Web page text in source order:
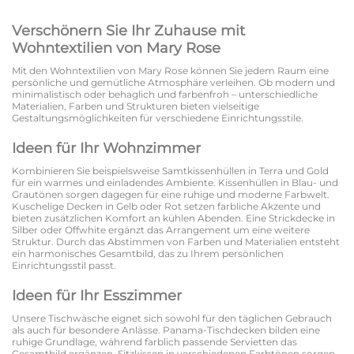
Verschönern Sie Ihr Zuhause mit
Wohntextilien von Mary Rose
Mit den Wohntextilien von Mary Rose können Sie jedem Raum eine
persönliche und gemütliche Atmosphäre verleihen. Ob modern und
minimalistisch oder behaglich und farbenfroh – unterschiedliche
Materialien, Farben und Strukturen bieten vielseitige
Gestaltungsmöglichkeiten für verschiedene Einrichtungsstile.
Ideen für Ihr Wohnzimmer
Kombinieren Sie beispielsweise Samtkissenhüllen in Terra und Gold
für ein warmes und einladendes Ambiente. Kissenhüllen in Blau- und
Grautönen sorgen dagegen für eine ruhige und moderne Farbwelt.
Kuschelige Decken in Gelb oder Rot setzen farbliche Akzente und
bieten zusätzlichen Komfort an kühlen Abenden. Eine Strickdecke in
Silber oder Offwhite ergänzt das Arrangement um eine weitere
Struktur. Durch das Abstimmen von Farben und Materialien entsteht
ein harmonisches Gesamtbild, das zu Ihrem persönlichen
Einrichtungsstil passt.
Ideen für Ihr Esszimmer
Unsere Tischwäsche eignet sich sowohl für den täglichen Gebrauch
als auch für besondere Anlässe. Panama-Tischdecken bilden eine
ruhige Grundlage, während farblich passende Servietten das